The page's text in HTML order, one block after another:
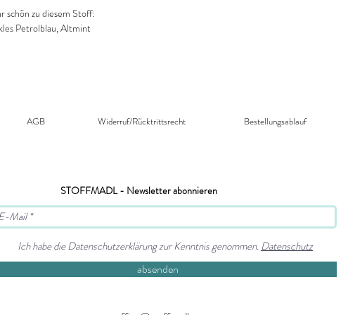
schön zu diesem Stoff:
Petrolblau, Altmint
AGB Widerruf/Rücktrittsrecht​ Bestellungsablauf
STOFFMADL - Newsletter abonnieren
Ich habe die Datenschutzerklärung zur Kenntnis genommen.Datenschutz
absenden